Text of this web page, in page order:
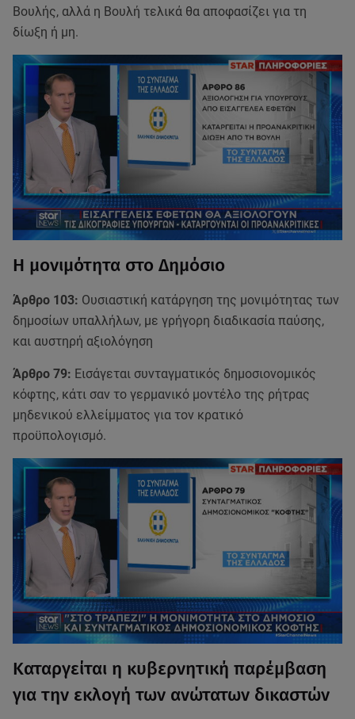
Βουλής, αλλά η Βουλή τελικά θα αποφασίζει για τη
δίωξη ή μη.
Η μονιμότητα στο Δημόσιο
Άρθρο 103: Ουσιαστική κατάργηση της μονιμότητας των
δημοσίων υπαλλήλων, με γρήγορη διαδικασία παύσης,
και αυστηρή αξιολόγηση
Άρθρο 79: Εισάγεται συνταγματικός δημοσιονομικός
κόφτης, κάτι σαν το γερμανικό μοντέλο της ρήτρας
μηδενικού ελλείμματος για τον κρατικό
προϋπολογισμό.
Καταργείται η κυβερνητική παρέμβαση
για την εκλογή των ανώτατων δικαστών